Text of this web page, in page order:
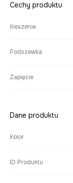
Cechy produktu
Kieszenie
Podszewka
Zapięcie
Dane produktu
Kolor
ID Produktu